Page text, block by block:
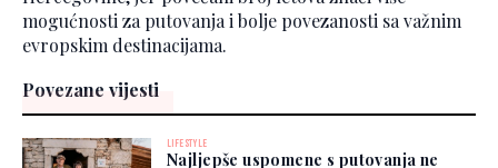
mogućnosti za putovanja i bolje povezanosti sa važnim
evropskim destinacijama.
Povezane vijesti
LIFESTYLE
Najljepše uspomene s putovanja ne